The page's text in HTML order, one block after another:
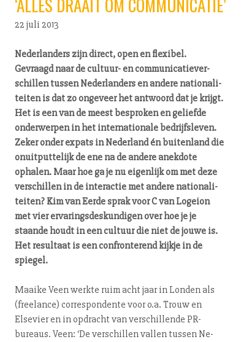
‘ALLES DRAAIT OM COMMUNICATIE’
22 juli 2013
Ne­der­lan­ders zijn direct, open en flexibel.
Gevraagd naar de cultuur- en com­mu­ni­ca­tie­ver­
schil­len tussen Ne­der­lan­ders en andere na­ti­o­na­li­
tei­ten is dat zo ongeveer het antwoord dat je krijgt.
Het is een van de meest besproken en geliefde
onderwerpen in het in­ter­na­ti­o­na­le be­drijfs­le­ven.
Zeker onder expats in Nederland én buitenland die
on­uit­put­te­lijk de ene na de andere anekdote
ophalen. Maar hoe ga je nu eigenlijk om met deze
verschillen in de interactie met andere na­ti­o­na­li­
tei­ten? Kim van Eerde sprak voor C van Logeion
met vier er­va­rings­des­kun­di­gen over hoe je je
staande houdt in een cultuur die niet de jouwe is.
Het resultaat is een con­fron­te­rend kijkje in de
spiegel.
Maaike Veen werkte ruim acht jaar in Londen als
(freelance) cor­res­pon­den­te voor o.a. Trouw en
Elsevier en in opdracht van ver­schil­len­de PR-
bureaus. Veen: ‘De verschillen vallen tussen Ne­